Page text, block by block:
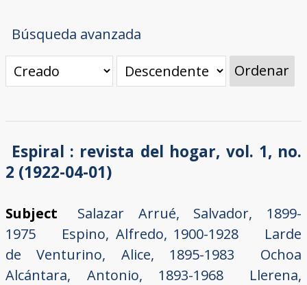
Búsqueda avanzada
Ordenar
Espiral : revista del hogar, vol. 1, no.
2 (1922-04-01)
Subject
Salazar Arrué, Salvador, 1899-
1975
Espino, Alfredo, 1900-1928
Larde
de Venturino, Alice, 1895-1983
Ochoa
Alcántara, Antonio, 1893-1968
Llerena,